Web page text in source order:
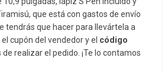
que estácon gastos de envío
tendrás que hacer para llevártela a
cupón del vendedor y el código
realizar el pedido. ¡Te lo contamos